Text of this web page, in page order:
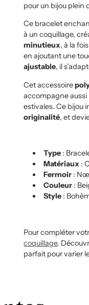
pour un bijou plein
Ce bracelet
à un coquillage,
minutieux, à la
en ajoutant une
ajustable, il
Cet accessoire
accompagne aussi
estivales. Ce bijou
originalité, et
Type:
Matériaux :
Fermoir:
Couleur:
Style:
Pour compléter
coquillage.
parfait pour varier